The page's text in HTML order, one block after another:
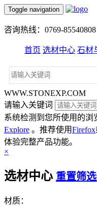
Toggle navigation
咨询热线：0769-85540808
首页 选材中心 石材
WWW.STONEXP.COM
请输入关键词
系统检测到您所使用的浏
Explore 。推荐使用Firefox
体验完整产品功能。
×
选材中心 重置筛
材质：